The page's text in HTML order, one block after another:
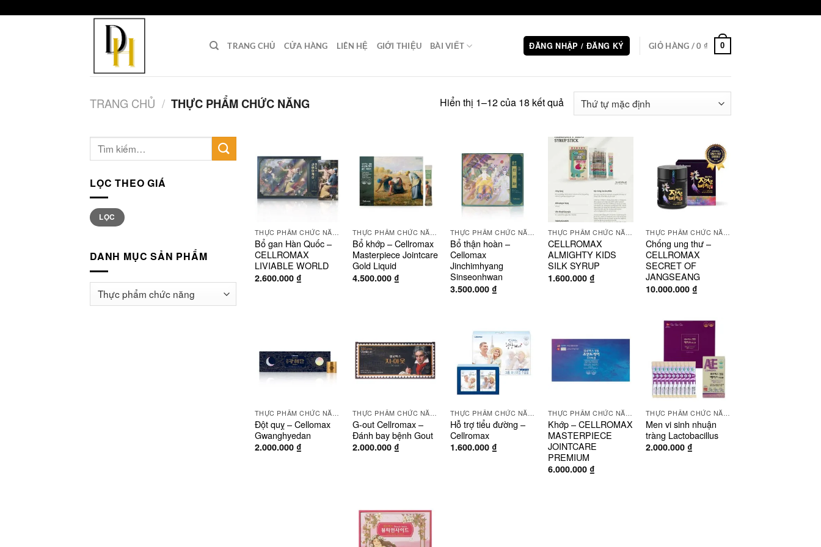
TRANG CHỦ CỬA HÀNG LIÊN HỆ GIỚI THIỆU BÀI VIẾT ĐĂNG NHẬP / ĐĂNG KÝ GIỎ HÀNG /0 ₫ 0
TRANG CHỦ / THỰC PHẨM CHỨC NĂNG Hiển thị 1–12 của 18 kết quả
LỌC THEO GIÁ
Giá
thấp
nhất
Giá
cao
nhất
LỌC
DANH MỤC SẢN PHẨM
THỰC PHẨM CHỨC NĂNG
Bổ gan Hàn Quốc –
CELLROMAX
LIVIABLE WORLD
2.600.000 ₫
THỰC PHẨM CHỨC NĂNG
Bổ khớp – Cellromax
Masterpiece Jointcare
Gold Liquid
4.500.000 ₫
THỰC PHẨM CHỨC NĂNG
Bổ thận hoàn –
Cellomax
Jinchimhyang
Sinseonhwan
3.500.000 ₫
THỰC PHẨM CHỨC NĂNG
CELLROMAX
ALMIGHTY KIDS
SILK SYRUP
1.600.000 ₫
THỰC PHẨM CHỨC NĂNG
Chống ung thư –
CELLROMAX
SECRET OF
JANGSEANG
10.000.000 ₫
THỰC PHẨM CHỨC NĂNG
Đột quỵ – Cellomax
Gwanghyedan
2.000.000 ₫
THỰC PHẨM CHỨC NĂNG
G-out Cellromax –
Đánh bay bệnh Gout
2.000.000 ₫
THỰC PHẨM CHỨC NĂNG
Hỗ trợ tiểu đường –
Cellromax
1.600.000 ₫
THỰC PHẨM CHỨC NĂNG
Khớp – CELLROMAX
MASTERPIECE
JOINTCARE
PREMIUM
6.000.000 ₫
THỰC PHẨM CHỨC NĂNG
Men vi sinh nhuận
tràng Lactobacillus
2.000.000 ₫